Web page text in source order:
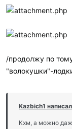
закругленные
(иногда тройка)
(задрать) -
/продолжу по
"волокушки"-
Kazbich1
Кхм, а можно